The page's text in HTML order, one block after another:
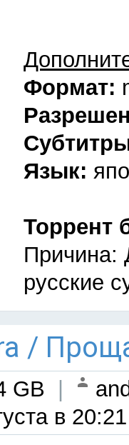
Формат:
Язык:
Торрент
Причина:
русские
/
GB
в 20:21